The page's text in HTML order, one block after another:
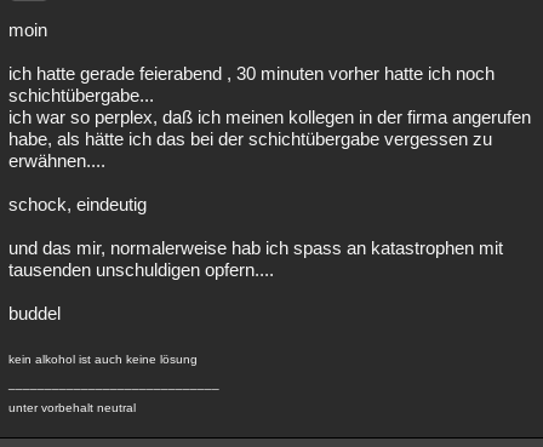
moin
ich hatte gerade feierabend , 30 minuten vorher hatte ich noch
schichtübergabe...
ich war so perplex, daß ich meinen kollegen in der firma angerufen
habe, als hätte ich das bei der schichtübergabe vergessen zu
erwähnen....
schock, eindeutig
und das mir, normalerweise hab ich spass an katastrophen mit
tausenden unschuldigen opfern....
buddel
kein alkohol ist auch keine lösung
unter vorbehalt neutral